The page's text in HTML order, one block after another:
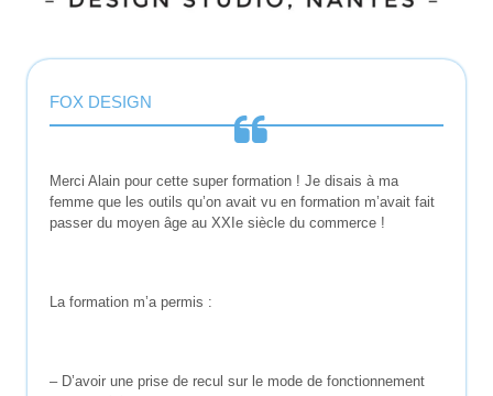
FOX DESIGN
Merci Alain pour cette super formation ! Je disais à ma
femme que les outils qu’on avait vu en formation m’avait fait
passer du moyen âge au XXIe siècle du commerce !
La formation m’a permis :
– D’avoir une prise de recul sur le mode de fonctionnement